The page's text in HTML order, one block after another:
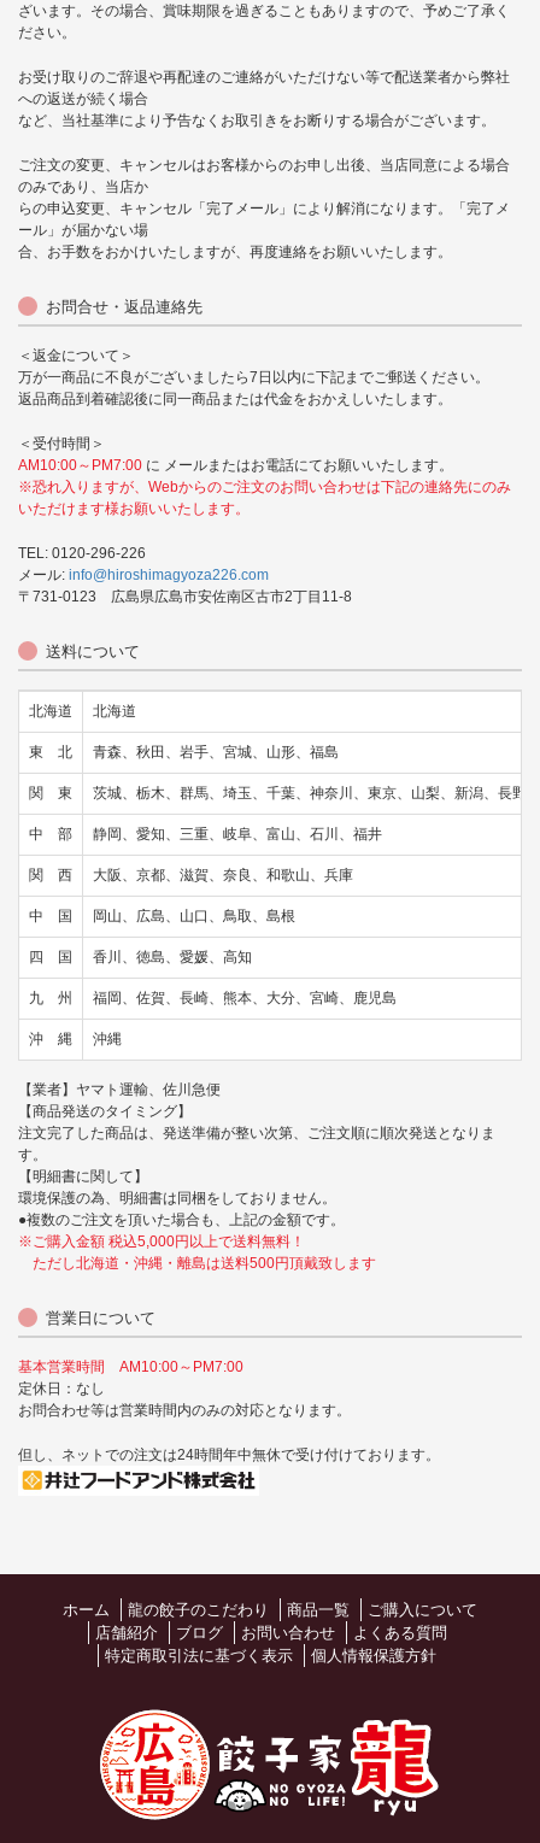
ざいます。その場合、賞味期限を過ぎることもありますので、予めご了承く
ださい。
お受け取りのご辞退や再配達のご連絡がいただけない等で配送業者から弊社
への返送が続く場合
など、当社基準により予告なくお取引きをお断りする場合がございます。
ご注文の変更、キャンセルはお客様からのお申し出後、当店同意による場合
のみであり、当店か
らの申込変更、キャンセル「完了メール」により解消になります。「完了メ
ール」が届かない場
合、お手数をおかけいたしますが、再度連絡をお願いいたします。
お問合せ・返品連絡先
＜返金について＞
万が一商品に不良がございましたら7日以内に下記までご郵送ください。
返品商品到着確認後に同一商品または代金をおかえしいたします。
＜受付時間＞
AM10:00～PM7:00 に メールまたはお電話にてお願いいたします。
※恐れ入りますが、Webからのご注文のお問い合わせは下記の連絡先にのみ
いただけます様お願いいたします。
TEL: 0120-296-226
メール: info@hiroshimagyoza226.com
〒731-0123 広島県広島市安佐南区古市2丁目11-8
送料について
北海道 北海道
東 北 青森、秋田、岩手、宮城、山形、福島
関 東 茨城、栃木、群馬、埼玉、千葉、神奈川、東京、山梨、新潟、長野
中 部 静岡、愛知、三重、岐阜、富山、石川、福井
関 西 大阪、京都、滋賀、奈良、和歌山、兵庫
中 国 岡山、広島、山口、鳥取、島根
四 国 香川、徳島、愛媛、高知
九 州 福岡、佐賀、長崎、熊本、大分、宮崎、鹿児島
沖 縄 沖縄
【業者】ヤマト運輸、佐川急便
【商品発送のタイミング】
注文完了した商品は、発送準備が整い次第、ご注文順に順次発送となりま
す。
【明細書に関して】
環境保護の為、明細書は同梱をしておりません。
●複数のご注文を頂いた場合も、上記の金額です。
※ご購入金額 税込5,000円以上で送料無料！
ただし北海道・沖縄・離島は送料500円頂戴致します
営業日について
基本営業時間 AM10:00～PM7:00
定休日：なし
お問合わせ等は営業時間内のみの対応となります。
但し、ネットでの注文は24時間年中無休で受け付けております。
ホーム 龍の餃子のこだわり 商品一覧
ご購入について
店舗紹介
ブログ お問い合わせ
よくある質問
特定商取引法に基づく表示
個人情報保護方針